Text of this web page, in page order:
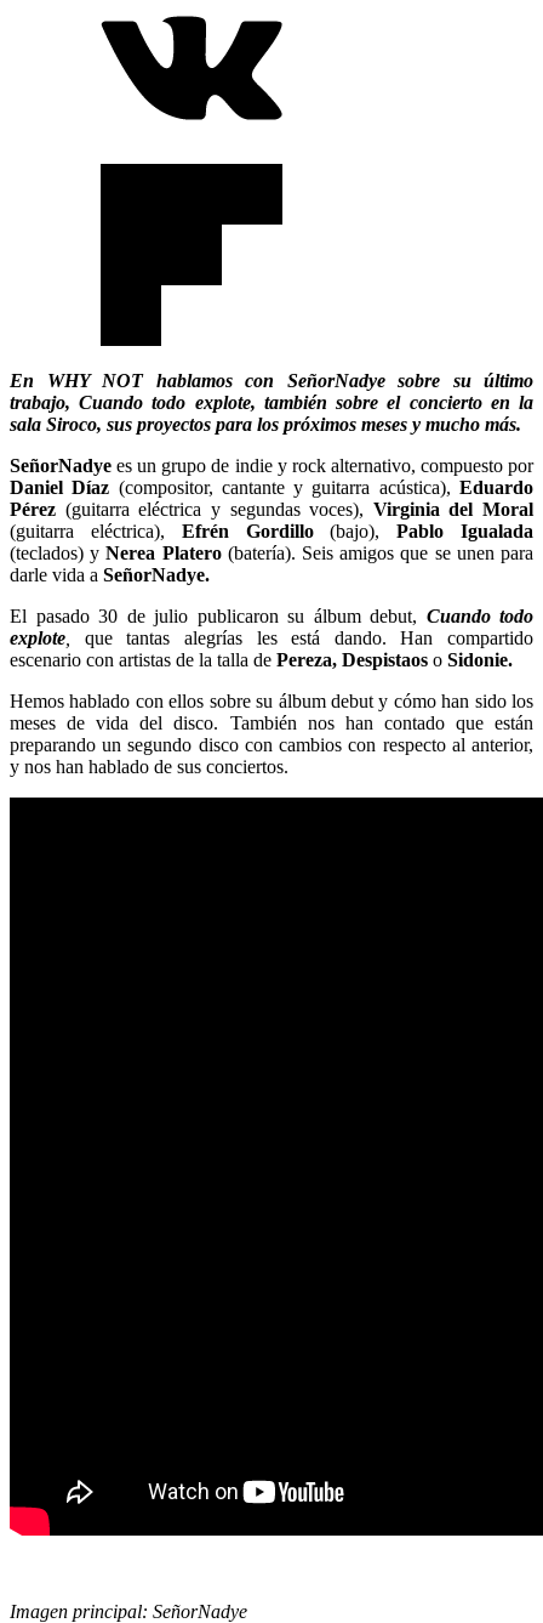
En WHY NOT hablamos con SeñorNadye sobre su último
trabajo, Cuando todo explote, también sobre el concierto en la
sala Siroco, sus proyectos para los próximos meses y mucho más.
SeñorNadye es un grupo de indie y rock alternativo, compuesto por
Daniel Díaz (compositor, cantante y guitarra acústica),Eduardo
Pérez (guitarra eléctrica y segundas voces), Virginia del Moral
(guitarra eléctrica), Efrén Gordillo(bajo),Pablo Igualada
(teclados) yNerea Platero(batería). Seis amigos que se unen para
darle vida a SeñorNadye.
El pasado 30 de julio publicaron su álbum debut, Cuando todo
explote
que tantas alegrías les está dando. Han compartido
escenario con artistas de la talla de Pereza, Despistaos o Sidonie.
Hemos hablado con ellos sobre su álbum debut y cómo han sido los
meses de vida del disco. También nos han contado que están
preparando un segundo disco con cambios con respecto al anterior,
y nos han hablado de sus conciertos.
Imagen principal: SeñorNadye